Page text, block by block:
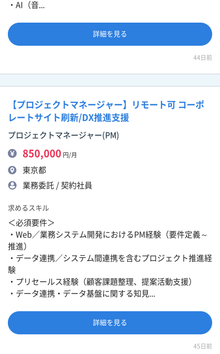
・AI（音...
詳細を見る
44日前
【プロジェクトマネージャー】リモート可 コーポ
レートサイト刷新/DX推進支援
プロジェクトマネージャー(PM)
850,000 円/月
東京都
業務委託 / 契約社員
求めるスキル
＜必須要件＞
・Web／業務システム開発におけるPM経験（要件定義～
推進）
・データ連携／システム間連携を含むプロジェクト推進経
験
・プリセールス経験（顧客課題整理、提案活動支援）
・データ連携・データ基盤に関する知見...
詳細を見る
45日前